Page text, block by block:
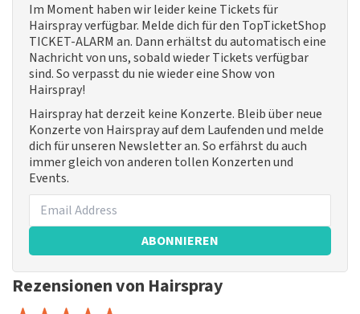
Im Moment haben wir leider keine Tickets für
Hairspray verfügbar. Melde dich für den TopTicketShop
TICKET-ALARM an. Dann erhältst du automatisch eine
Nachricht von uns, sobald wieder Tickets verfügbar
sind. So verpasst du nie wieder eine Show von
Hairspray!
Hairspray hat derzeit keine Konzerte. Bleib über neue
Konzerte von Hairspray auf dem Laufenden und melde
dich für unseren Newsletter an. So erfährst du auch
immer gleich von anderen tollen Konzerten und
Events.
ABONNIEREN
Rezensionen von Hairspray